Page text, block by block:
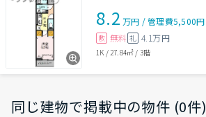
8.2 万円 /管理費5,500円
敷 無料 礼 4.1万円
1K / 27.84㎡ / 3階
同じ建物で掲載中の物件 (0件)